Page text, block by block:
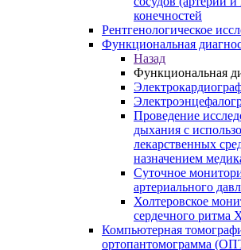
конечностей
Рентгенологическое
Функциональная
Назад
Функциональная
Проведение
дыхания с
лекарственных
назначением
Суточное
артериального
Холтеровское
сердечного
Компьютерная
ортопантомограмма